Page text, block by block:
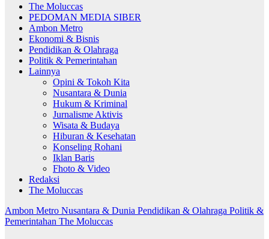
The Moluccas
PEDOMAN MEDIA SIBER
Ambon Metro
Ekonomi & Bisnis
Pendidikan & Olahraga
Politik & Pemerintahan
Lainnya
Opini & Tokoh Kita
Nusantara & Dunia
Hukum & Kriminal
Jurnalisme Aktivis
Wisata & Budaya
Hiburan & Kesehatan
Konseling Rohani
Iklan Baris
Fhoto & Video
Redaksi
The Moluccas
Ambon Metro Nusantara & Dunia Pendidikan & Olahraga Politik &
Pemerintahan The Moluccas